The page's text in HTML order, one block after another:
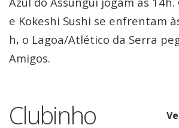
e Kokeshi Sushi se enfrentam
h, o Lagoa/Atlético da Serra
Amigos.
Clubinho